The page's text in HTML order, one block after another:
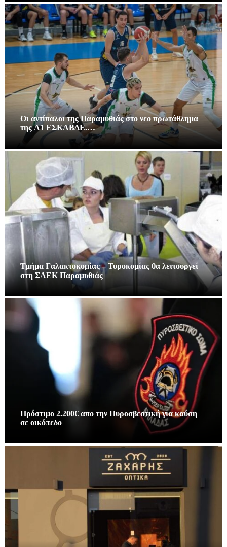
Οι αντίπαλοι της Παραμυθιάς στο νεο πρωτάθλημα
της A1 ΕΣΚΑΒΔΕ.…
Τμήμα Γαλακτοκομίας – Τυροκομίας θα λειτουργεί
στη ΣΑΕΚ Παραμυθιάς
Πρόστιμο 2.200€ απο την Πυροσβεστική για καύση
σε οικόπεδο